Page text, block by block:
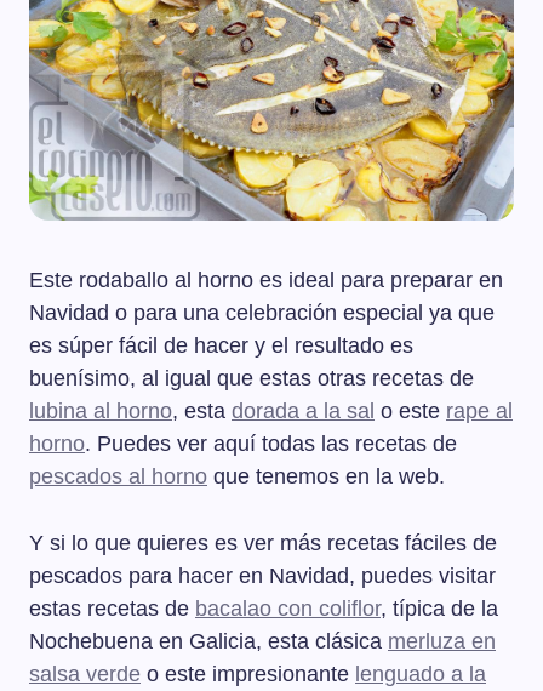
Este rodaballo al horno es ideal para preparar en
Navidad o para una celebración especial ya que
es súper fácil de hacer y el resultado es
buenísimo, al igual que estas otras recetas de
lubina al horno, esta dorada a la sal o este rape al
horno. Puedes ver aquí todas las recetas de
pescados al horno que tenemos en la web.
Y si lo que quieres es ver más recetas fáciles de
pescados para hacer en Navidad, puedes visitar
estas recetas de bacalao con coliflor, típica de la
Nochebuena en Galicia, esta clásica merluza en
salsa verde o este impresionante lenguado a la